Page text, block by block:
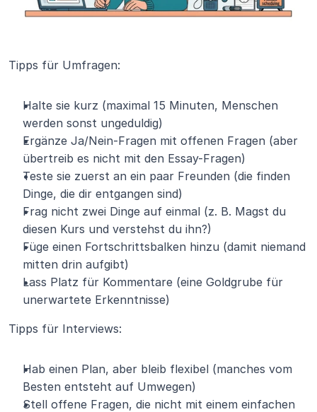
Tipps für Umfragen:
Halte sie kurz (maximal 15 Minuten, Menschen
werden sonst ungeduldig)
Ergänze Ja/Nein-Fragen mit offenen Fragen (aber
übertreib es nicht mit den Essay-Fragen)
Teste sie zuerst an ein paar Freunden (die finden
Dinge, die dir entgangen sind)
Frag nicht zwei Dinge auf einmal (z. B. Magst du
diesen Kurs und verstehst du ihn?)
Füge einen Fortschrittsbalken hinzu (damit niemand
mitten drin aufgibt)
Lass Platz für Kommentare (eine Goldgrube für
unerwartete Erkenntnisse)
Tipps für Interviews:
Hab einen Plan, aber bleib flexibel (manches vom
Besten entsteht auf Umwegen)
Stell offene Fragen, die nicht mit einem einfachen